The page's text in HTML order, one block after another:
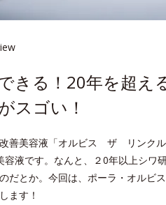
きる！20年を超
スゴい！
善美容液「オルビス ザ リンク
液です。なんと、２0年以上シワ
だとか。今回は、ポーラ・オルビ
ます！